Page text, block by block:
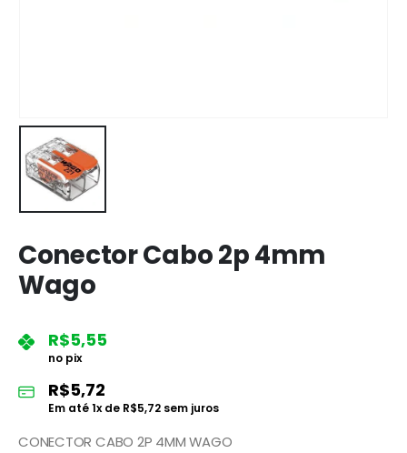
Conector Cabo 2p 4mm
Wago
R$5,55
no pix
R$5,72
Em até1x de R$5,72 sem juros
CONECTOR CABO 2P 4MM WAGO